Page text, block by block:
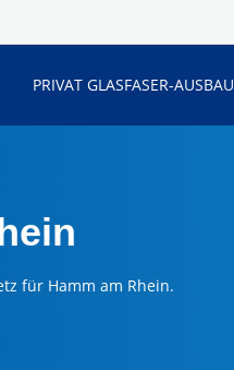
PRIVAT GLASFASER-AUSBAU
für Hamm am Rhein.